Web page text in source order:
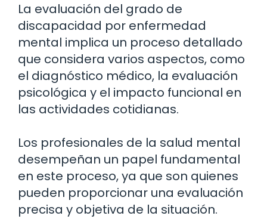
La evaluación del grado de
discapacidad por enfermedad
mental implica un proceso detallado
que considera varios aspectos, como
el diagnóstico médico, la evaluación
psicológica y el impacto funcional en
las actividades cotidianas.
Los profesionales de la salud mental
desempeñan un papel fundamental
en este proceso, ya que son quienes
pueden proporcionar una evaluación
precisa y objetiva de la situación.